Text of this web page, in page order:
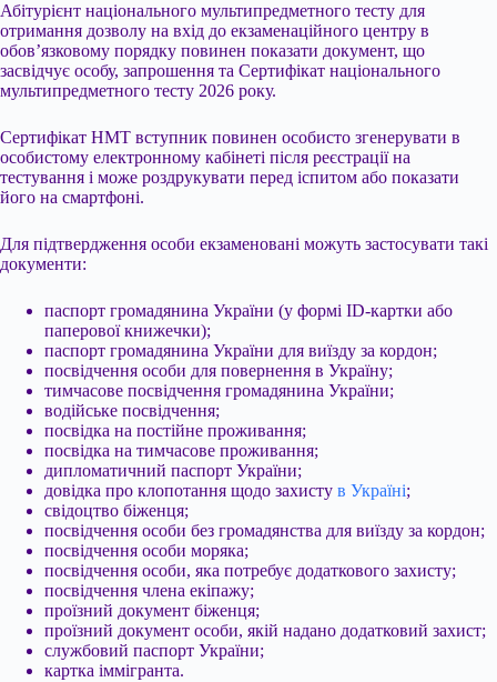
Абітурієнт національного мультипредметного тесту для
отримання дозволу на вхід до екзаменаційного центру в
обов’язковому порядку повинен показати документ, що
засвідчує особу, запрошення та Сертифікат національного
мультипредметного тесту 2026 року.
Сертифікат НМТ вступник повинен особисто згенерувати в
особистому електронному кабінеті після реєстрації на
тестування і може роздрукувати перед іспитом або показати
його на смартфоні.
Для підтвердження особи екзаменовані можуть застосувати такі
документи:
паспорт громадянина України (у формі ID-картки або
паперової книжечки);
паспорт громадянина України для виїзду за кордон;
посвідчення особи для повернення в Україну;
тимчасове посвідчення громадянина України;
водійське посвідчення;
посвідка на постійне проживання;
посвідка на тимчасове проживання;
дипломатичний паспорт України;
довідка про клопотання щодо захисту в Україні;
свідоцтво біженця;
посвідчення особи без громадянства для виїзду за кордон;
посвідчення особи моряка;
посвідчення особи, яка потребує додаткового захисту;
посвідчення члена екіпажу;
проїзний документ біженця;
проїзний документ особи, якій надано додатковий захист;
службовий паспорт України;
картка іммігранта.